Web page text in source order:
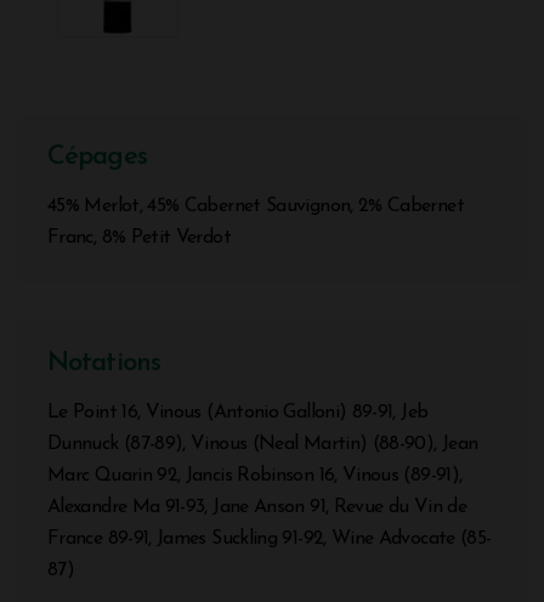
Cépages
45% Merlot, 45% Cabernet Sauvignon, 2% Cabernet
Franc, 8% Petit Verdot
Notations
Le Point 16, Vinous (Antonio Galloni) 89-91, Jeb
Dunnuck (87-89), Vinous (Neal Martin) (88-90), Jean
Marc Quarin 92, Jancis Robinson 16, Vinous (89-91),
Alexandre Ma 91-93, Jane Anson 91, Revue du Vin de
France 89-91, James Suckling 91-92, Wine Advocate (85-
87)